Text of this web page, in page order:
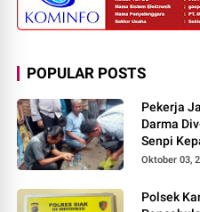
POPULAR POSTS
Pekerja
Darma
Senpi
Oktober 03,
Polsek